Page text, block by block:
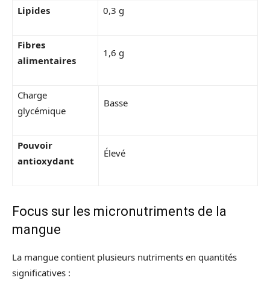
Lipides 0,3 g
Fibres
alimentaires
1,6 g
Charge
glycémique
Basse
Pouvoir
antioxydant
Élevé
Focus sur les micronutriments de la
mangue
La mangue contient plusieurs nutriments en quantités
significatives :